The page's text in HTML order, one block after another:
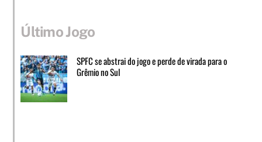
Último Jogo
SPFC se abstrai do jogo e perde de virada para o
Grêmio no Sul